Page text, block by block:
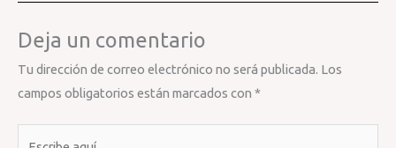
Deja un comentario
Tu dirección de correo electrónico no será publicada. Los
campos obligatorios están marcados con *